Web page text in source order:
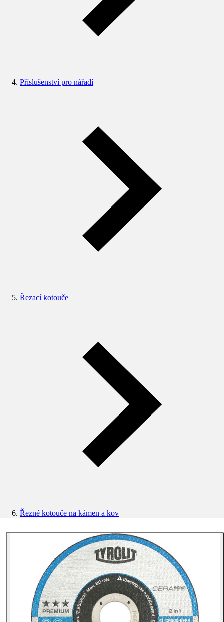
Příslušenství pro nářadí
Řezací kotouče
Řezné kotouče na kámen a kov